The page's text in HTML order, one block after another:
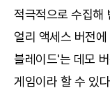
적극적으로 수집해
얼리 액세스 버전
블레이드'는 데모
게임이라 할 수 있